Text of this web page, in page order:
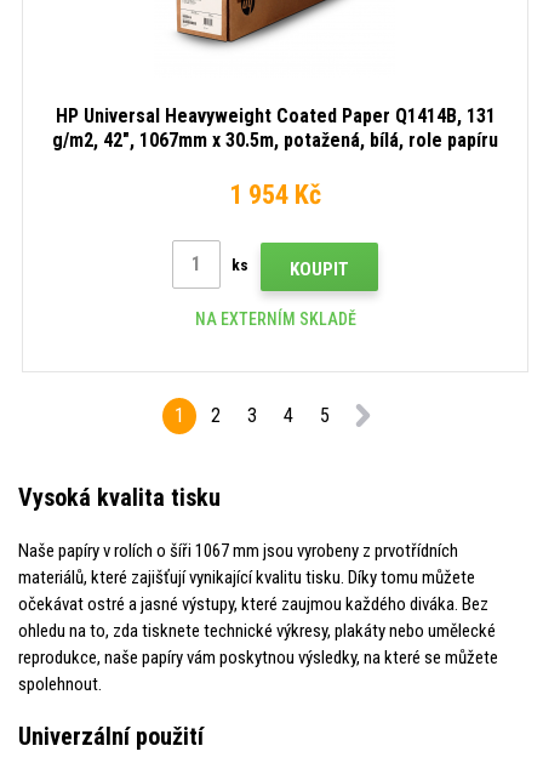
HP Universal Heavyweight Coated Paper Q1414B, 131
g/m2, 42", 1067mm x 30.5m, potažená, bílá, role papíru
1 954 Kč
ks KOUPIT
NA EXTERNÍM SKLADĚ
1 2 3 4 5
Vysoká kvalita tisku
Naše papíry v rolích o šíři 1067 mm jsou vyrobeny z prvotřídních
materiálů, které zajišťují vynikající kvalitu tisku. Díky tomu můžete
očekávat ostré a jasné výstupy, které zaujmou každého diváka. Bez
ohledu na to, zda tisknete technické výkresy, plakáty nebo umělecké
reprodukce, naše papíry vám poskytnou výsledky, na které se můžete
spolehnout.
Univerzální použití